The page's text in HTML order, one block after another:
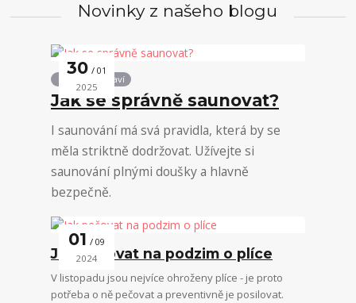
Novinky z našeho blogu
30 01
2025
Podpora zdraví
Jak se správně saunovat?
I saunování má svá pravidla, která by se
měla striktně dodržovat. Užívejte si
saunování plnými doušky a hlavně
bezpečně.
01 09
2024
Jak pečovat na podzim o plíce
V listopadu jsou nejvíce ohroženy plíce - je proto
potřeba o ně pečovat a preventivně je posilovat.